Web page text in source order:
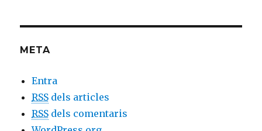
META
Entra
RSS dels articles
RSS dels comentaris